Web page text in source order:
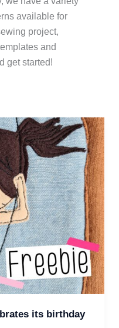
available for
project,
and
get started!
its birthday